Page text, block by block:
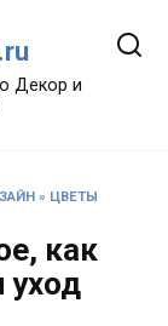
Декор и
» ЦВЕТЫ
как
уход